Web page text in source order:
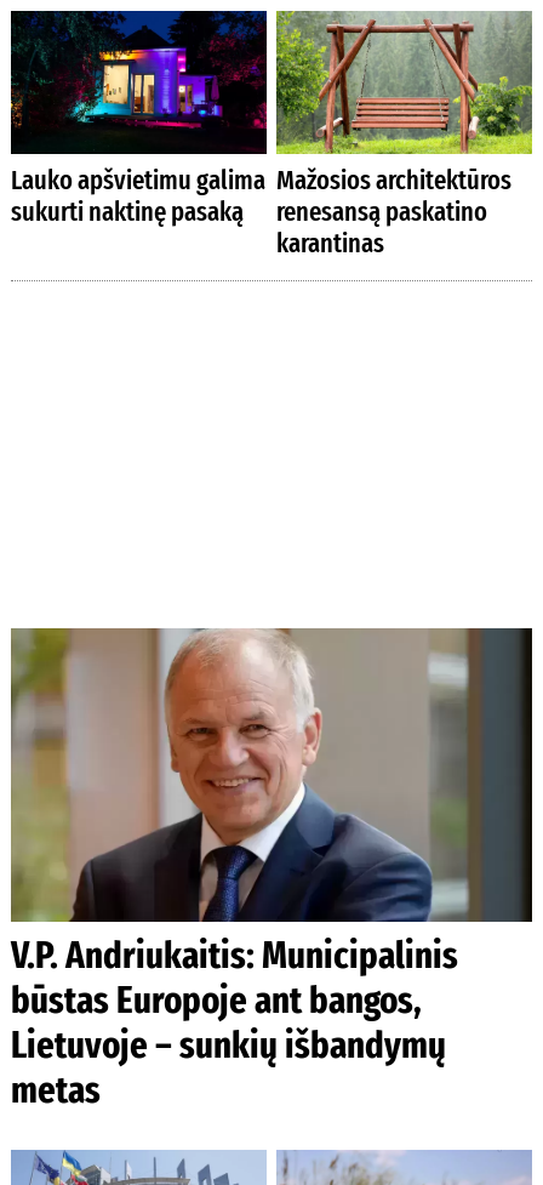
Lauko apšvietimu galima
sukurti naktinę pasaką
Mažosios architektūros
renesansą paskatino
karantinas
V.P. Andriukaitis: Municipalinis
būstas Europoje ant bangos,
Lietuvoje – sunkių išbandymų
metas